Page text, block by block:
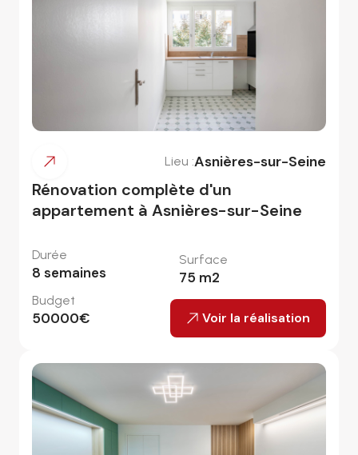
Lieu :Asnières-sur-Seine
Rénovation complète d'un
appartement à Asnières-sur-Seine
Durée
8 semaines
Surface
75 m2
Budget
50000€ Voir la réalisation